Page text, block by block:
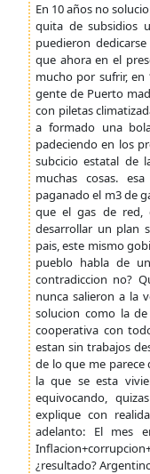
En 10 años no
quita de subsidios
puedieron
que ahora en el
mucho por sufrir,
gente de Puerto
con piletas
a formado una
padeciendo en los
subcicio estatal de
muchas cosas.
paganado el m3 de
que el gas de red,
desarrollar un plan
pais, este mismo
pueblo habla de
contradiccion no?
nunca salieron a la
solucion como la
cooperativa con
estan sin trabajos
de lo que me
la que se esta
equivocando,
explique con
adelanto: El mes
¿resultado?